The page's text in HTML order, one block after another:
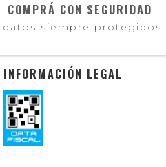
COMPRÁ CON SEGURIDAD
datos siempre protegidos
INFORMACIÓN LEGAL